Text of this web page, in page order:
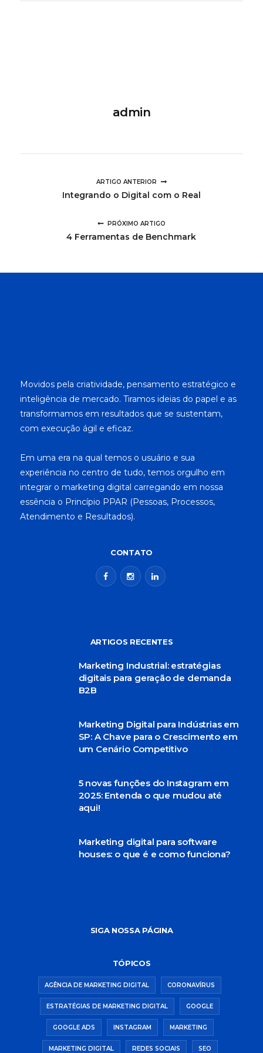
admin
ARTIGO ANTERIOR
Integrando o Digital com o Real
PRÓXIMO ARTIGO
4 Ferramentas de Benchmark
Movidos pela criatividade, pensamento estratégico e
inteligência de mercado. Tiramos ideias do papel e as
transformamos em resultados que se sustentam,
com execução ágil e eficaz.
Em uma era na qual temos o usuário e sua
experiência no centro de tudo, temos orgulho em
integrar o marketing digital carregando em nossa
essência o Princípio PPAR (Pessoas, Processos,
Atendimento e Resultados).
CONTATO
ARTIGOS RECENTES
Marketing Industrial: estratégias
digitais para geração de demanda
B2B
Marketing Digital para Indústrias em
SP: A Chave para o Crescimento em
um Cenário Competitivo
5 novas funções do Instagram em
2025: Entenda o que mudou até
aqui!
Marketing digital para software
houses: o que é e como funciona?
SIGA NOSSA PÁGINA
TÓPICOS
AGÊNCIA DE MARKETING DIGITAL CORONAVÍRUS
ESTRATÉGIAS DE MARKETING DIGITAL GOOGLE
GOOGLE ADS INSTAGRAM MARKETING
MARKETING DIGITAL REDES SOCIAIS SEO